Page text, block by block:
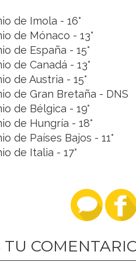
de Imola - 16°
de Mónaco - 13°
de España - 15°
de Canadá - 13°
de Austria - 15°
de Gran Bretaña - DNS
de Bélgica - 19°
de Hungría - 18°
de Países Bajos - 11°
de Italia - 17°
TU